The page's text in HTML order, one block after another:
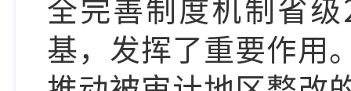
全完善制度机制省级
基，发挥了重要作用